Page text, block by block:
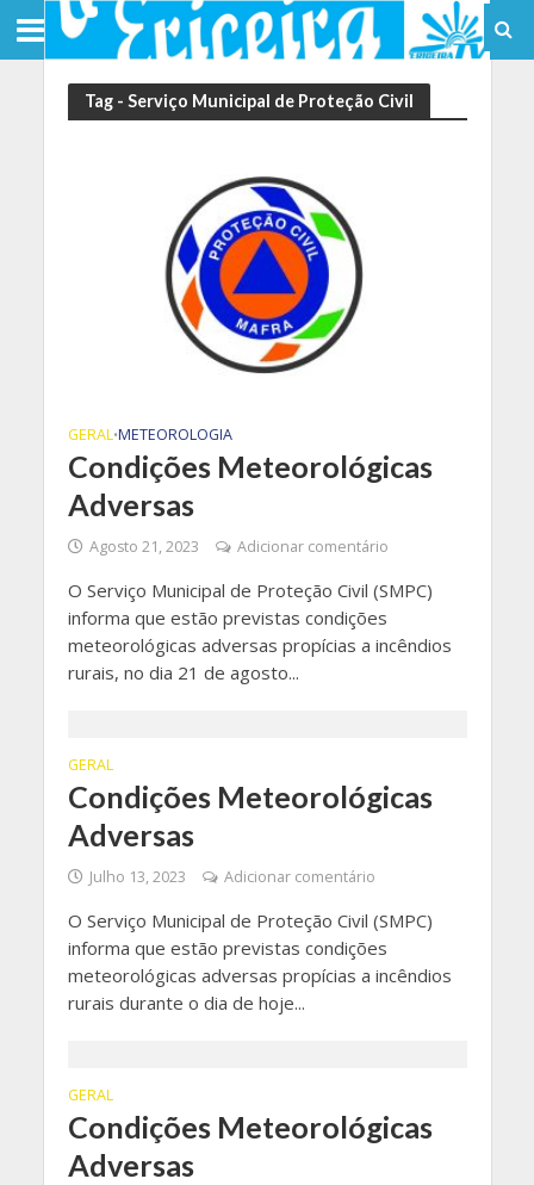
Tag - Serviço Municipal de Proteção Civil
GERAL•METEOROLOGIA
Condições Meteorológicas
Adversas
Agosto 21, 2023 Adicionar comentário
O Serviço Municipal de Proteção Civil (SMPC)
informa que estão previstas condições
meteorológicas adversas propícias a incêndios
rurais, no dia 21 de agosto...
GERAL
Condições Meteorológicas
Adversas
Julho 13, 2023 Adicionar comentário
O Serviço Municipal de Proteção Civil (SMPC)
informa que estão previstas condições
meteorológicas adversas propícias a incêndios
rurais durante o dia de hoje...
GERAL
Condições Meteorológicas
Adversas